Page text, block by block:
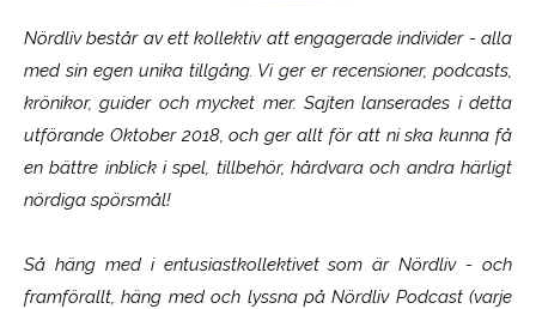
Nördliv består av ett kollektiv att engagerade individer - alla
med sin egen unika tillgång. Vi ger er recensioner, podcasts,
krönikor, guider och mycket mer. Sajten lanserades i detta
utförande Oktober 2018, och ger allt för att ni ska kunna få
en bättre inblick i spel, tillbehör, hårdvara och andra härligt
nördiga spörsmål!
Så häng med i entusiastkollektivet som ärNördliv- och
framförallt, häng med och lyssna på Nördliv Podcast (varje